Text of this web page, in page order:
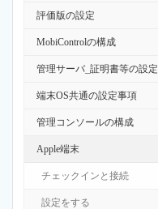
評価版の設定
MobiControlの構成
管理サーバ_証明書等の設定
端末OS共通の設定事項
管理コンソールの構成
Apple端末
チェックインと接続
設定をする